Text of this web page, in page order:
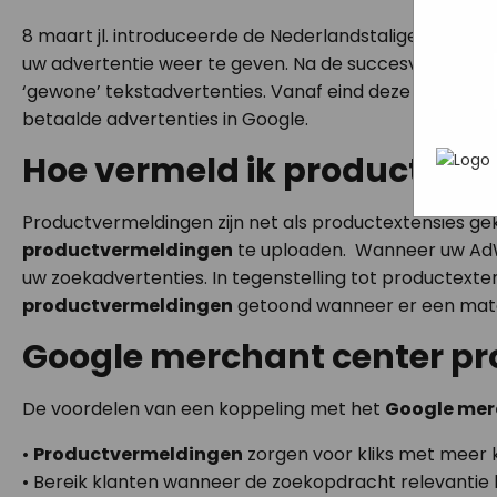
8 maart jl. introduceerde de Nederlandstalige
uw advertentie weer te geven. Na de succesvolle
‘gewone’ tekstadvertenties. Vanaf eind deze week
betaalde advertenties in Google.
Hoe vermeld ik producten
Productvermeldingen zijn net als productextensies
productvermeldingen te uploaden. Wanneer uw
uw zoekadvertenties. In tegenstelling tot
productvermeldingen getoond wanneer er een
Google merchant center
De voordelen van een koppeling met het Google
• Productvermeldingen zorgen voor kliks met meer
• Bereik klanten wanneer de zoekopdracht